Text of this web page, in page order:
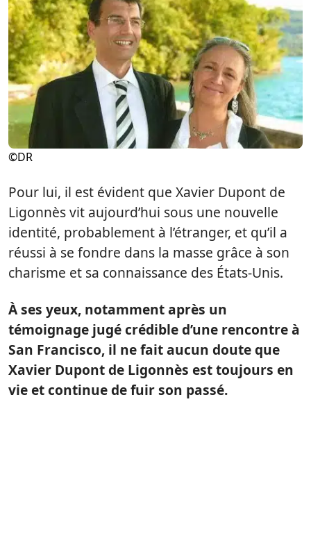
©DR
Pour lui, il est évident que Xavier Dupont de
Ligonnès vit aujourd’hui sous une nouvelle
identité, probablement à l’étranger, et qu’il a
réussi à se fondre dans la masse grâce à son
charisme et sa connaissance des États-Unis.
À ses yeux, notamment après un
témoignage jugé crédible d’une rencontre à
San Francisco, il ne fait aucun doute que
Xavier Dupont de Ligonnès est toujours en
vie et continue de fuir son passé.